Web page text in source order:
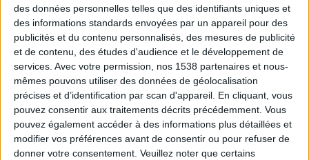
des données personnelles telles que des identifiants uniques et
des informations standards envoyées par un appareil pour des
publicités et du contenu personnalisés, des mesures de publicité
et de contenu, des études d'audience et le développement de
services. Avec votre permission, nos 1538 partenaires et nous-
mêmes pouvons utiliser des données de géolocalisation
précises et d’identification par scan d'appareil. En cliquant, vous
pouvez consentir aux traitements décrits précédemment. Vous
pouvez également accéder à des informations plus détaillées et
modifier vos préférences avant de consentir ou pour refuser de
donner votre consentement. Veuillez noter que certains
Combien de kilos souhaitez-vous perdre ?
Moins de
5 kilos
De 5 à 10
kilos
Plus de
10 kilos